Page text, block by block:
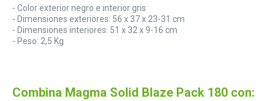
- Color exterior negro e interior gris
- Dimensiones exteriores: 56 x 37 x 23-31 cm
- Dimensiones interiores: 51 x 32 x 9-16 cm
- Peso: 2,5 Kg
Combina Magma Solid Blaze Pack 180 con: